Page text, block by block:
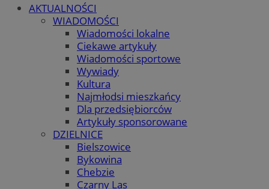
AKTUALNOŚCI
WIADOMOŚCI
Wiadomości lokalne
Ciekawe artykuły
Wiadomości sportowe
Wywiady
Kultura
Najmłodsi mieszkańcy
Dla przedsiębiorców
Artykuły sponsorowane
DZIELNICE
Bielszowice
Bykowina
Chebzie
Czarny Las